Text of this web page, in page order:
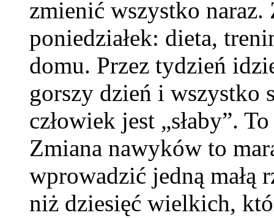
zmienić wszystko
poniedziałek: dieta,
domu. Przez tydzień
gorszy dzień i wszystko
człowiek jest „słaby”.
Zmiana nawyków to
wprowadzić jedną małą
niż dziesięć wielkich,